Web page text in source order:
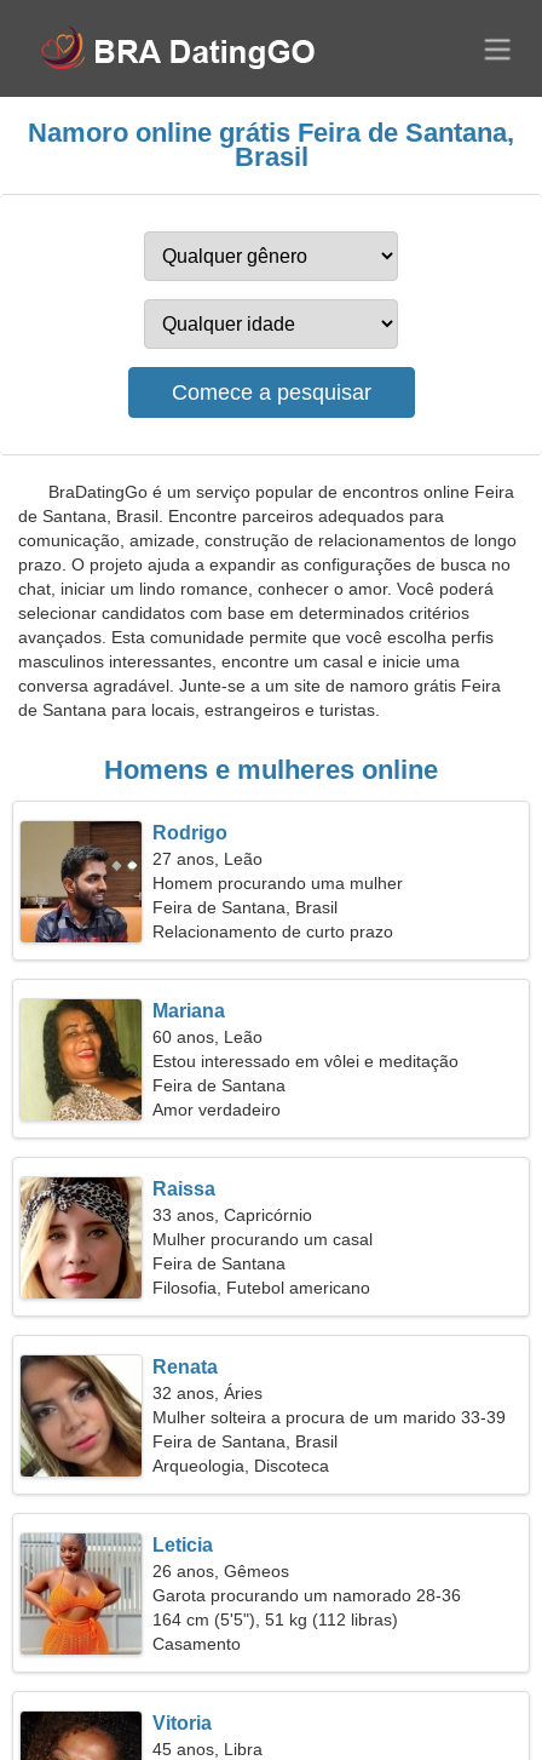
Namoro online grátis Feira de Santana,
Brasil
BraDatingGo é um serviço popular de encontros online Feira
de Santana, Brasil. Encontre parceiros adequados para
comunicação, amizade, construção de relacionamentos de longo
prazo. O projeto ajuda a expandir as configurações de busca no
chat, iniciar um lindo romance, conhecer o amor. Você poderá
selecionar candidatos com base em determinados critérios
avançados. Esta comunidade permite que você escolha perfis
masculinos interessantes, encontre um casal e inicie uma
conversa agradável. Junte-se a um site de namoro grátis Feira
de Santana para locais, estrangeiros e turistas.
Homens e mulheres online
Rodrigo
27 anos, Leão
Homem procurando uma mulher
Feira de Santana, Brasil
Relacionamento de curto prazo
Mariana
60 anos, Leão
Estou interessado em vôlei e meditação
Feira de Santana
Amor verdadeiro
Raissa
33 anos, Capricórnio
Mulher procurando um casal
Feira de Santana
Filosofia, Futebol americano
Renata
32 anos, Áries
Mulher solteira a procura de um marido 33-39
Feira de Santana, Brasil
Arqueologia, Discoteca
Leticia
26 anos, Gêmeos
Garota procurando um namorado 28-36
164 cm (5'5"), 51 kg (112 libras)
Casamento
Vitoria
45 anos, Libra